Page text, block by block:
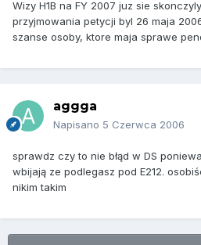
Wizy H1B na FY 2007 juz sie
przyjmowania petycji byl 26 maja
szanse osoby, ktore maja sprawe
aggga
Napisano 5 Czerwca 2006
sprawdz czy to nie błąd w DS
wbijają ze podlegasz pod E212.
nikim takim